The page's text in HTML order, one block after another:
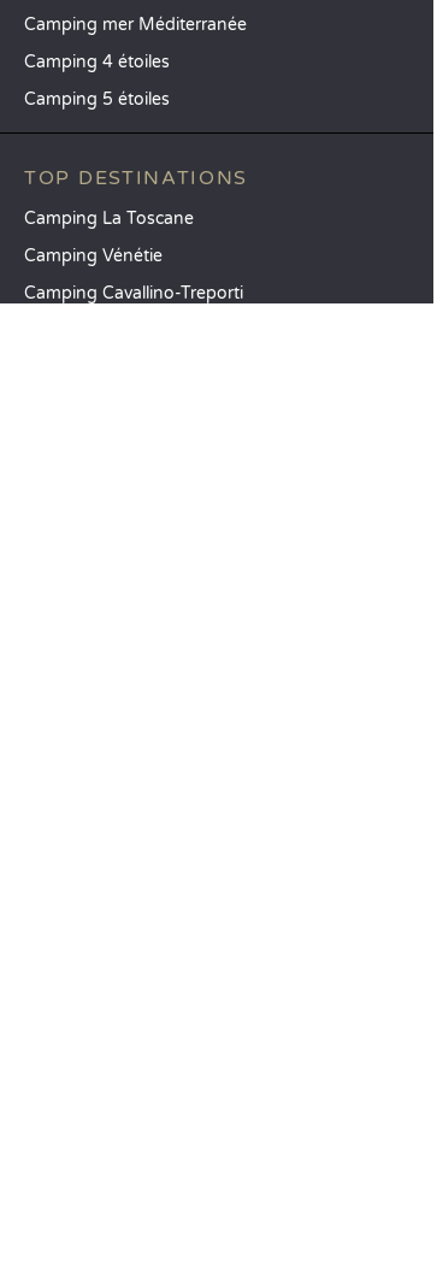
Camping mer Méditerranée
Camping 4 étoiles
Camping 5 étoiles
TOP DESTINATIONS
Camping La Toscane
Camping Vénétie
Camping Cavallino-Treporti